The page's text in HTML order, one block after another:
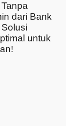
dari Bank
untuk